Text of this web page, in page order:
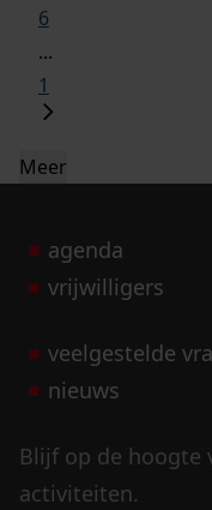
6
...
1
Meer
agenda
vrijwilligers
veelgestelde
nieuws
Blijf op de hoogte
activiteiten.